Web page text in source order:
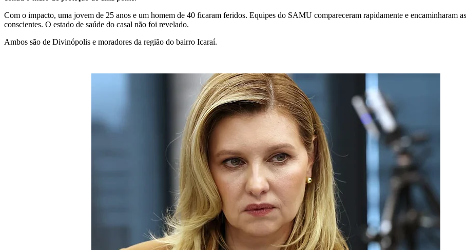
Com o impacto, uma jovem de 25 anos e um homem de 40 ficaram feridos. Equipes do SAMU compareceram rapidamente e encaminharam
conscientes. O estado de saúde do casal não foi revelado.
Ambos são de Divinópolis e moradores da região do bairro Icaraí.